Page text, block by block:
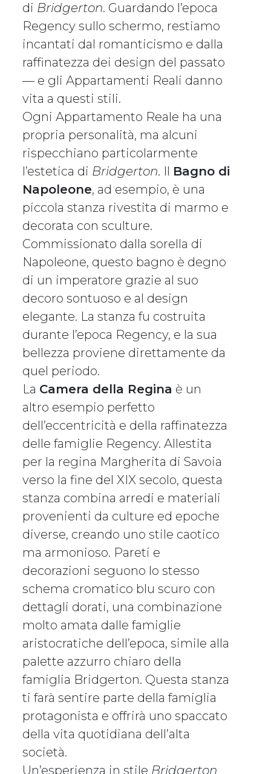
di Bridgerton. Guardando l’epoca
Regency sullo schermo, restiamo
incantati dal romanticismo e dalla
raffinatezza dei design del passato
— e gli Appartamenti Reali danno
vita a questi stili.
Ogni Appartamento Reale ha una
propria personalità, ma alcuni
rispecchiano particolarmente
l’estetica di Bridgerton. Il Bagno di
Napoleone, ad esempio, è una
piccola stanza rivestita di marmo e
decorata con sculture.
Commissionato dalla sorella di
Napoleone, questo bagno è degno
di un imperatore grazie al suo
decoro sontuoso e al design
elegante. La stanza fu costruita
durante l’epoca Regency, e la sua
bellezza proviene direttamente da
quel periodo.
La Camera della Regina è un
altro esempio perfetto
dell’eccentricità e della raffinatezza
delle famiglie Regency. Allestita
per la regina Margherita di Savoia
verso la fine del XIX secolo, questa
stanza combina arredi e materiali
provenienti da culture ed epoche
diverse, creando uno stile caotico
ma armonioso. Pareti e
decorazioni seguono lo stesso
schema cromatico blu scuro con
dettagli dorati, una combinazione
molto amata dalle famiglie
aristocratiche dell’epoca, simile alla
palette azzurro chiaro della
famiglia Bridgerton. Questa stanza
ti farà sentire parte della famiglia
protagonista e offrirà uno spaccato
della vita quotidiana dell’alta
società.
Un’esperienza in stile Bridgerton